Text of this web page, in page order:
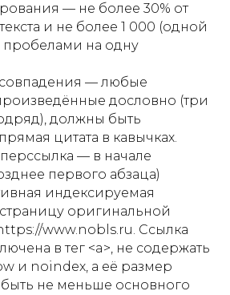
— не более 30% от
и не более 1 000 (одной
пробелами на одну
совпадения — любые
дословно (три
должны быть
цитата в кавычках.
— в начале
первого абзаца)
индексируемая
оригинальной
www.nobls.ru. Ссылка
в тег <a>, не содержать
и noindex, а её размер
не меньше основного